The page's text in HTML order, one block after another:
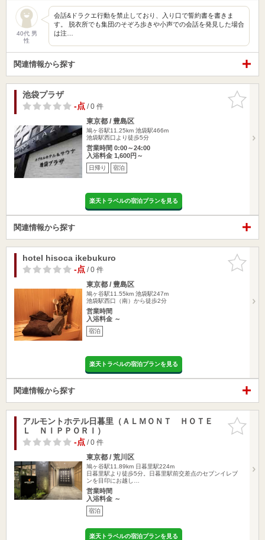
40代 男
性
会話&ドラクエ行動を禁止しており、入り口で誓約書を書きま
す。 脱衣所でも集団のそぞろ歩きや小声での会話を発見した場合
は注…
関連情報から探す
お気に入
りに追加
池袋プラザ
-点/ 0 件
東京都 / 豊島区
鳩ヶ谷駅11.25km 池袋駅466m
池袋駅西口より徒歩5分
営業時間 0:00～24:00
入浴料金 1,600円～
日帰り 宿泊
楽天トラベルの宿泊プランを見る
関連情報から探す
お気に入
りに追加
hotel hisoca ikebukuro
-点/ 0 件
東京都 / 豊島区
鳩ヶ谷駅11.55km 池袋駅247m
池袋駅西口（南）から徒歩2分
営業時間
入浴料金 ～
宿泊
楽天トラベルの宿泊プランを見る
関連情報から探す
お気に入
りに追加
アルモントホテル日暮里（ＡＬＭＯＮＴ ＨＯＴＥ
Ｌ ＮＩＰＰＯＲＩ）
-点/ 0 件
東京都 / 荒川区
鳩ヶ谷駅11.89km 日暮里駅224m
日暮里駅より徒歩5分。日暮里駅前交差点のセブンイレブ
ンを目印にお越し…
営業時間
入浴料金 ～
宿泊
楽天トラベルの宿泊プランを見る